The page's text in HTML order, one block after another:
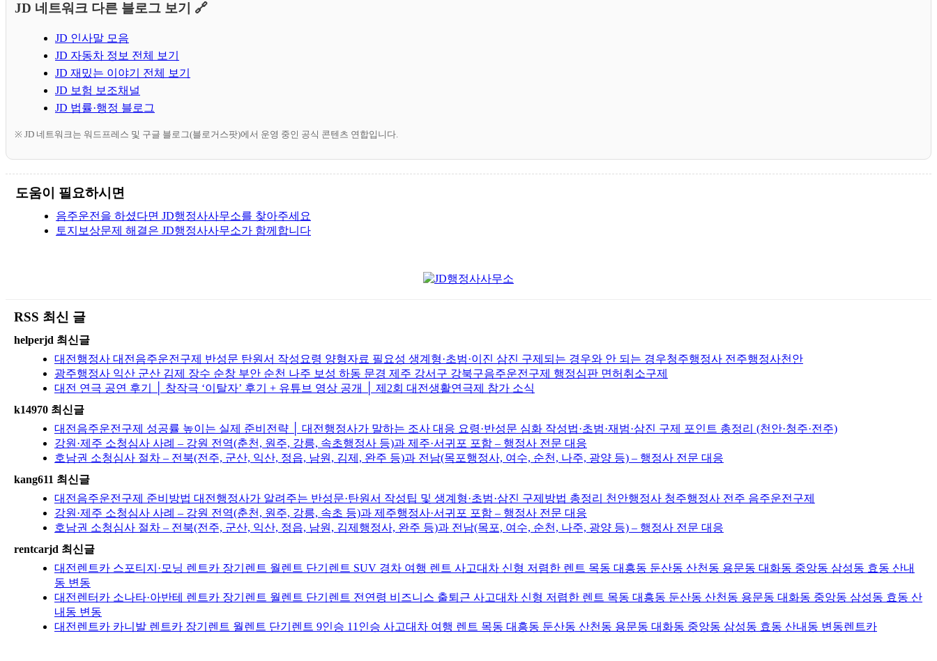
JD 네트워크 다른 블로그 보기 🔗
JD 인사말 모음
JD 자동차 정보 전체 보기
JD 재밌는 이야기 전체 보기
JD 보험 보조채널
JD 법률·행정 블로그
※ JD 네트워크는 워드프레스 및 구글 블로그(블로거스팟)에서 운영 중인 공식 콘텐츠 연합입니다.
도움이 필요하시면
음주운전을 하셨다면 JD행정사사무소를 찾아주세요
토지보상문제 해결은 JD행정사사무소가 함께합니다
RSS 최신 글
helperjd 최신글
대전행정사 대전음주운전구제 반성문 탄원서 작성요령 양형자료 필요성 생계형·초범·이진 삼진 구제되는 경우와 안 되는 경우청주행정사 전주행정사천안
광주행정사 익산 군산 김제 장수 순창 부안 순천 나주 보성 하동 문경 제주 강서구 강북구음주운전구제 행정심판 면허취소구제
대전 연극 공연 후기 │ 창작극 ‘이탈자’ 후기 + 유튜브 영상 공개 │ 제2회 대전생활연극제 참가 소식
k14970 최신글
대전음주운전구제 성공률 높이는 실제 준비전략 │ 대전행정사가 말하는 조사 대응 요령·반성문 심화 작성법·초범·재범·삼진 구제 포인트 총정리 (천안·청주·전주)
강원·제주 소청심사 사례 – 강원 전역(춘천, 원주, 강릉, 속초행정사 등)과 제주·서귀포 포함 – 행정사 전문 대응
호남권 소청심사 절차 – 전북(전주, 군산, 익산, 정읍, 남원, 김제, 완주 등)과 전남(목포행정사, 여수, 순천, 나주, 광양 등) – 행정사 전문 대응
kang611 최신글
대전음주운전구제 준비방법 대전행정사가 알려주는 반성문·탄원서 작성팁 및 생계형·초범·삼진 구제방법 총정리 천안행정사 청주행정사 전주 음주운전구제
강원·제주 소청심사 사례 – 강원 전역(춘천, 원주, 강릉, 속초 등)과 제주행정사·서귀포 포함 – 행정사 전문 대응
호남권 소청심사 절차 – 전북(전주, 군산, 익산, 정읍, 남원, 김제행정사, 완주 등)과 전남(목포, 여수, 순천, 나주, 광양 등) – 행정사 전문 대응
rentcarjd 최신글
대전렌트카 스포티지·모닝 렌트카 장기렌트 월렌트 단기렌트 SUV 경차 여행 렌트 사고대차 신형 저렴한 렌트 목동 대흥동 둔산동 산천동 용문동 대화동 중앙동 삼성동 효동 산내
동 변동
대전렌터카 소나타·아반테 렌트카 장기렌트 월렌트 단기렌트 전연령 비즈니스 출퇴근 사고대차 신형 저렴한 렌트 목동 대흥동 둔산동 산천동 용문동 대화동 중앙동 삼성동 효동 산
내동 변동
대전렌트카 카니발 렌트카 장기렌트 월렌트 단기렌트 9인승 11인승 사고대차 여행 렌트 목동 대흥동 둔산동 산천동 용문동 대화동 중앙동 삼성동 효동 산내동 변동렌트카